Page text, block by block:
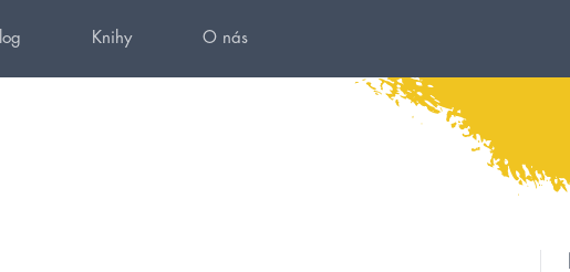
Knihy O nás